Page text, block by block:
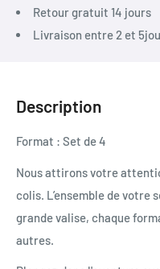
Retour gratuit 14 jours
Livraison entre 2 et
Description
Format : Set de 4
Nous attirons votre
colis. L’ensemble de votre
grande valise, chaque
autres.